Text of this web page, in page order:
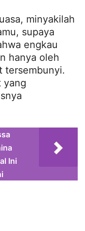
minyakilah
supaya
engkau
hanya oleh
tersembunyi.
yang
Ini